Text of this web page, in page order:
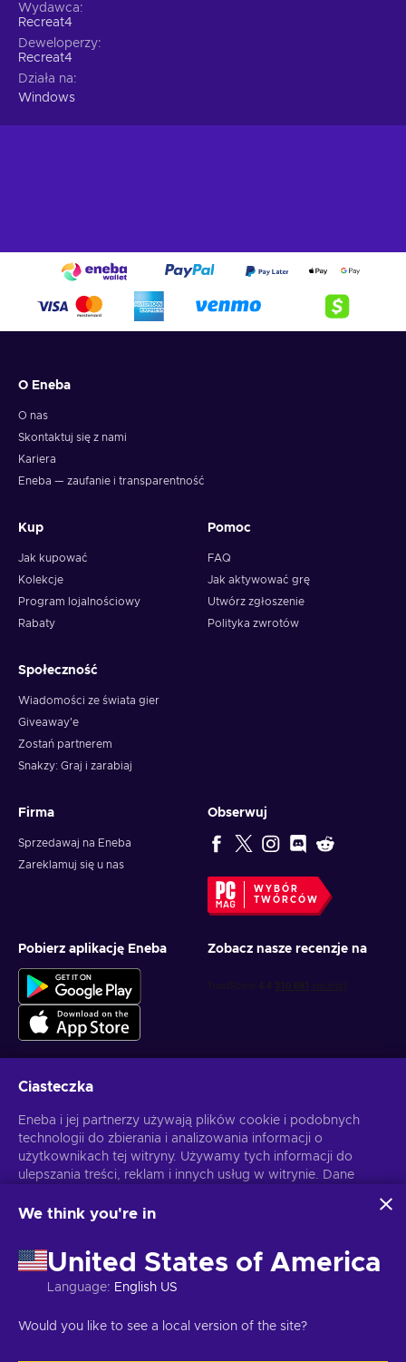
Wydawca
Recreat4
Deweloperzy
Recreat4
Działa na
Windows
O Eneba
O nas
Skontaktuj się z nami
Kariera
Eneba — zaufanie i transparentność
Kup
Jak kupować
Kolekcje
Program lojalnościowy
Rabaty
Pomoc
FAQ
Jak aktywować grę
Utwórz zgłoszenie
Polityka zwrotów
Społeczność
Wiadomości ze świata gier
Giveaway'e
Zostań partnerem
Snakzy: Graj i zarabiaj
Firma
Sprzedawaj na Eneba
Zareklamuj się u nas
Obserwuj
WYBÓR
TWÓRCÓW
Pobierz aplikację Eneba Zobacz nasze recenzje na
Subskrybuj
Możesz anulować subskrypcję w dowolnej chwili. Sprawdź Politykę
Copyright © 2026 Eneba. Wszelkie prawa zastrzeżone.
Ciasteczka
Eneba i jej partnerzy używają plików cookie i podobnych
technologii do zbierania i analizowania informacji o
użytkownikach tej witryny. Używamy tych informacji do
ulepszania treści, reklam i innych usług w witrynie. Dane
do personalizacji reklam.
korzystanie z tych technologii przez firmę Eneba i jej
partnerów. Zgodę można dostosować, klikając przycisk
"Dostosuj".
danych przez Google można znaleźć na stronie
We think you're in
United States of America
Language: English US
Would you like to see a local version of the site?